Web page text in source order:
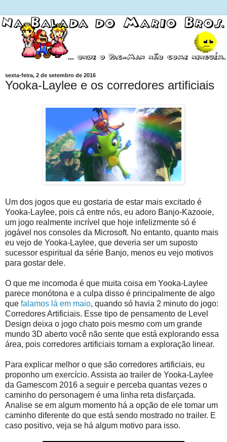
sexta-feira, 2 de setembro de 2016
Yooka-Laylee e os corredores artificiais
Um dos jogos que eu gostaria de estar mais excitado é
Yooka-Laylee, pois cá entre nós, eu adoro Banjo-Kazooie,
um jogo realmente incrível que hoje infelizmente só é
jogável nos consoles da Microsoft. No entanto, quanto mais
eu vejo de Yooka-Laylee, que deveria ser um suposto
sucessor espiritual da série Banjo, menos eu vejo motivos
para gostar dele.
O que me incomoda é que muita coisa em Yooka-Laylee
parece monótona e a culpa disso é principalmente de algo
que falamos lá em maio, quando só havia 2 minuto do jogo:
Corredores Artificiais. Esse tipo de pensamento de Level
Design deixa o jogo chato pois mesmo com um grande
mundo 3D aberto você não sente que está explorando essa
área, pois corredores artificiais tornam a exploração linear.
Para explicar melhor o que são corredores artificiais, eu
proponho um exercício. Assista ao trailer de Yooka-Laylee
da Gamescom 2016 a seguir e perceba quantas vezes o
caminho do personagem é uma linha reta disfarçada.
Analise se em algum momento há a opção de ele tomar um
caminho diferente do que está sendo mostrado no trailer. E
caso positivo, veja se há algum motivo para isso.